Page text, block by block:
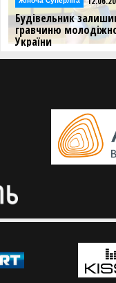
Будівельник
гравчиню
України
Анастасія Любенська